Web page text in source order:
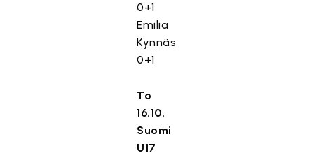
0+1
Emilia
Kynnäs
0+1
To
16.10.
Suomi
U17